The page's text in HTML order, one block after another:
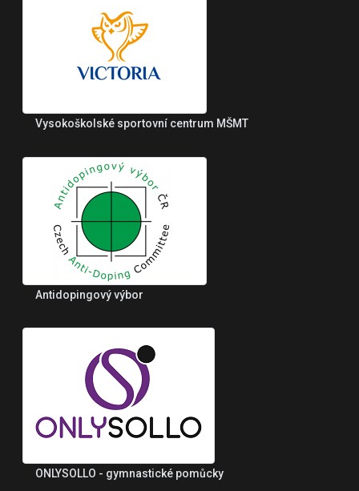
Vysokoškolské sportovní centrum MŠMT
Antidopingový výbor
ONLYSOLLO - gymnastické pomůcky